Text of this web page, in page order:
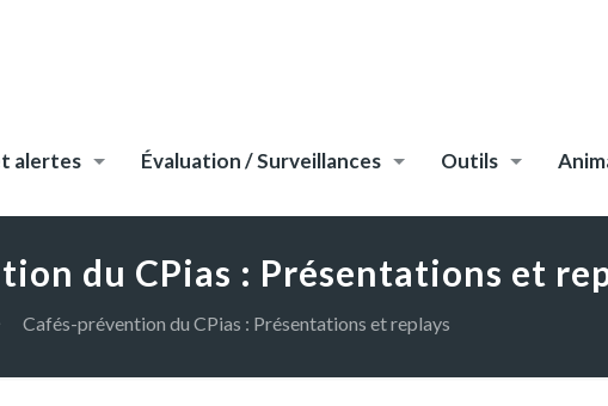
alertes Évaluation / Surveillances Outils
du CPias : Présentations et
Cafés-prévention du CPias : Présentations et replays